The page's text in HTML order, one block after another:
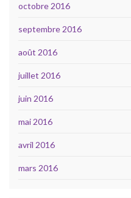
octobre 2016
septembre 2016
août 2016
juillet 2016
juin 2016
mai 2016
avril 2016
mars 2016